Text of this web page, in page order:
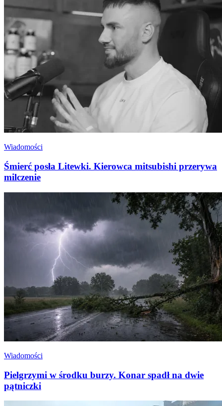
Wiadomości
Śmierć posła Litewki. Kierowca mitsubishi przerywa
milczenie
Wiadomości
Pielgrzymi w środku burzy. Konar spadł na dwie
pątniczki